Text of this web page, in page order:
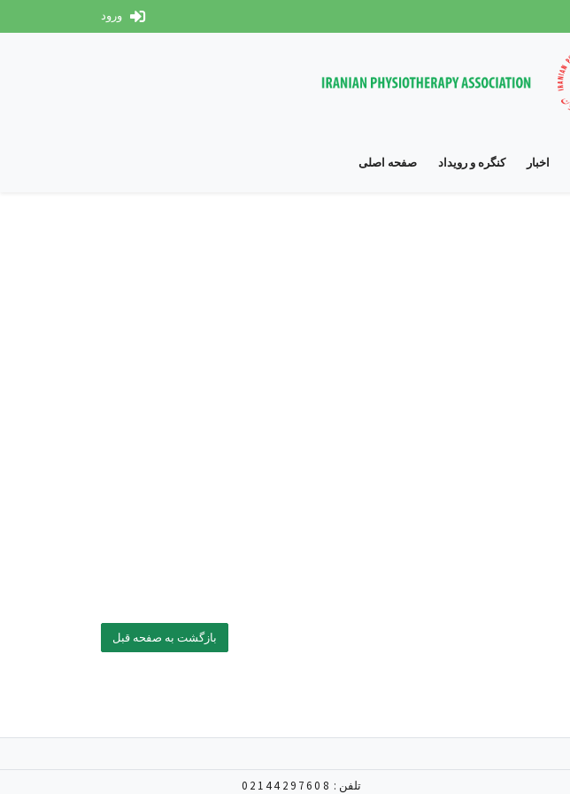
ورود
صفحه اصلی کنگره و رویداد اخبار
بازگشت به صفحه قبل
تلفن : 02144297608